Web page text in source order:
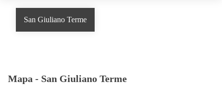
San Giuliano Terme
Mapa - San Giuliano Terme